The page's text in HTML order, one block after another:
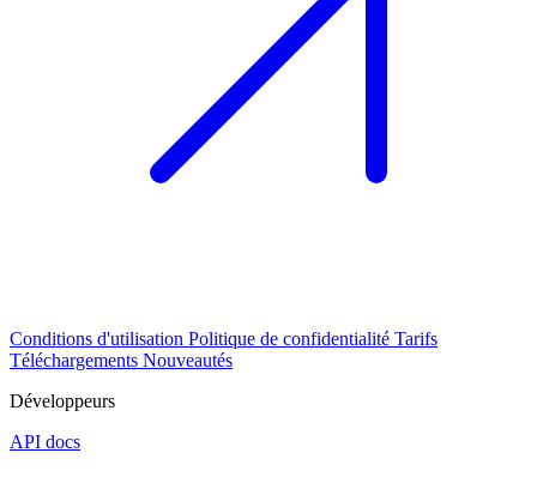
Conditions d'utilisation Politique de confidentialité Tarifs
Téléchargements Nouveautés
Développeurs
API docs